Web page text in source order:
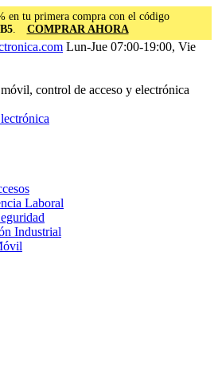
en tu primera compra con el código
. COMPRAR AHORA
Lun-Jue 07:00-19:00, Vie
control de acceso y electrónica
Laboral
Industrial